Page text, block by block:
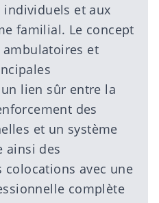
individuels et aux
familial. Le concept
et
lien sûr entre la
des
et un système
ainsi des
colocations avec une
complète